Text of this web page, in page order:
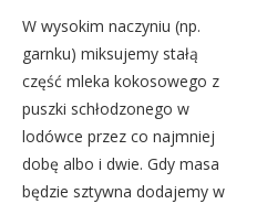
W wysokim naczyniu (np.
garnku) miksujemy stałą
część mleka kokosowego z
puszki schłodzonego w
lodówce przez co najmniej
dobę albo i dwie. Gdy masa
będzie sztywna dodajemy w